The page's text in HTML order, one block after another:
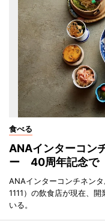
食べる
ANAインターコン
ー 40周年記念で
ANAインターコンチネン
1111）の飲食店が現在、
いる。